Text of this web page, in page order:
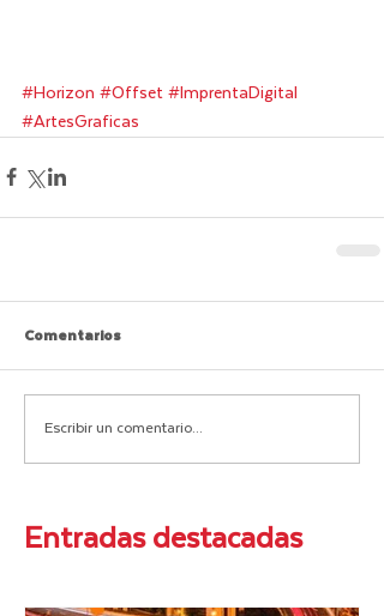
#Horizon #Offset #ImprentaDigital
#ArtesGraficas
Comentarios
Escribir un comentario...
Entradas destacadas